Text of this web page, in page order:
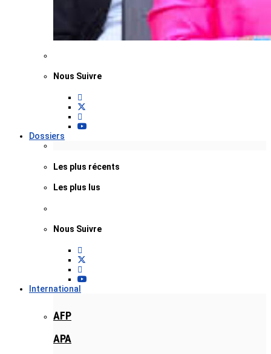
Nous Suivre
Dossiers
Les plus récents
Les plus lus
Nous Suivre
International
AFP
APA